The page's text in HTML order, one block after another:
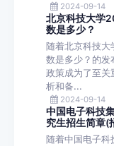
2024-09-14
北京科技大学
数是多少？
随着北京科技
数是多少？的发
政策成为了至关
析和备...
2024-09-14
中国电子科技
究生招生简章(
随着中国电子